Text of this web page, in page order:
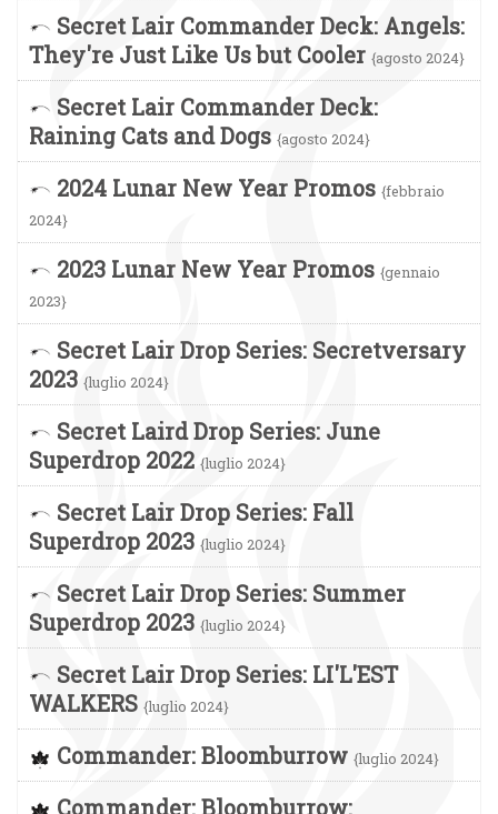
Secret Lair Commander Deck: Angels:
They're Just Like Us but Cooler {agosto 2024}
Secret Lair Commander Deck:
Raining Cats and Dogs {agosto 2024}
2024 Lunar New Year Promos {febbraio
2024}
2023 Lunar New Year Promos {gennaio
2023}
Secret Lair Drop Series: Secretversary
2023 {luglio 2024}
Secret Laird Drop Series: June
Superdrop 2022 {luglio 2024}
Secret Lair Drop Series: Fall
Superdrop 2023 {luglio 2024}
Secret Lair Drop Series: Summer
Superdrop 2023 {luglio 2024}
Secret Lair Drop Series: LI'L'EST
WALKERS {luglio 2024}
Commander: Bloomburrow {luglio 2024}
Commander: Bloomburrow: